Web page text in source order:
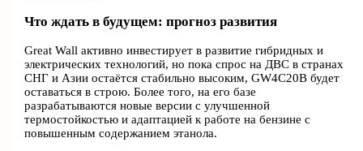
Что ждать в будущем: прогноз развития
Great Wall активно инвестирует в развитие гибридных и
электрических технологий, но пока спрос на ДВС в странах
СНГ и Азии остаётся стабильно высоким, GW4C20B будет
оставаться в строю. Более того, на его базе
разрабатываются новые версии с улучшенной
термостойкостью и адаптацией к работе на бензине с
повышенным содержанием этанола.